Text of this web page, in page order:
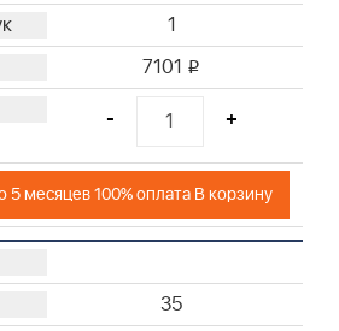
1
7101 i
- +
5 месяцев 100% оплата В корзину
35